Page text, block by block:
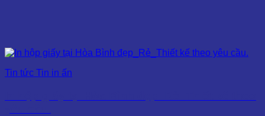
Tin tức Tin in ấn